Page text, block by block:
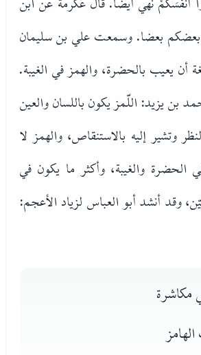
بعضا. وسمعت علي بن سليمان
أن يعيب بالحضرة، والهمز في الغيبة.
بن يزيد: اللّمز يكون باللسان والعين
وتشير إليه بالاستنقاص، والهمز لا
الحضرة والغيبة، وأكثر ما يكون في
وقد أنشد أبو العباس لزياد الأعجم:
مكاشرة